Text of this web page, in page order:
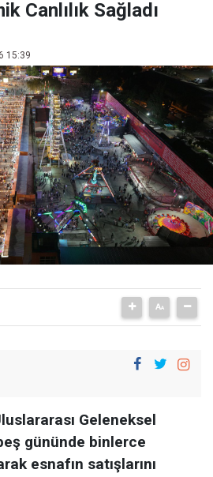
Canlılık Sağladı
15:39
Geleneksel
gününde binlerce
esnafın satışlarını